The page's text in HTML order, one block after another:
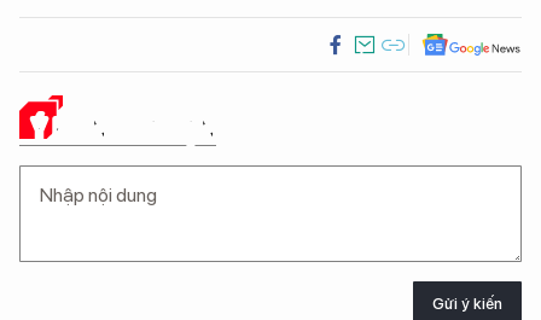
Ý KIẾN CỦA BẠN
Gửi ý kiến